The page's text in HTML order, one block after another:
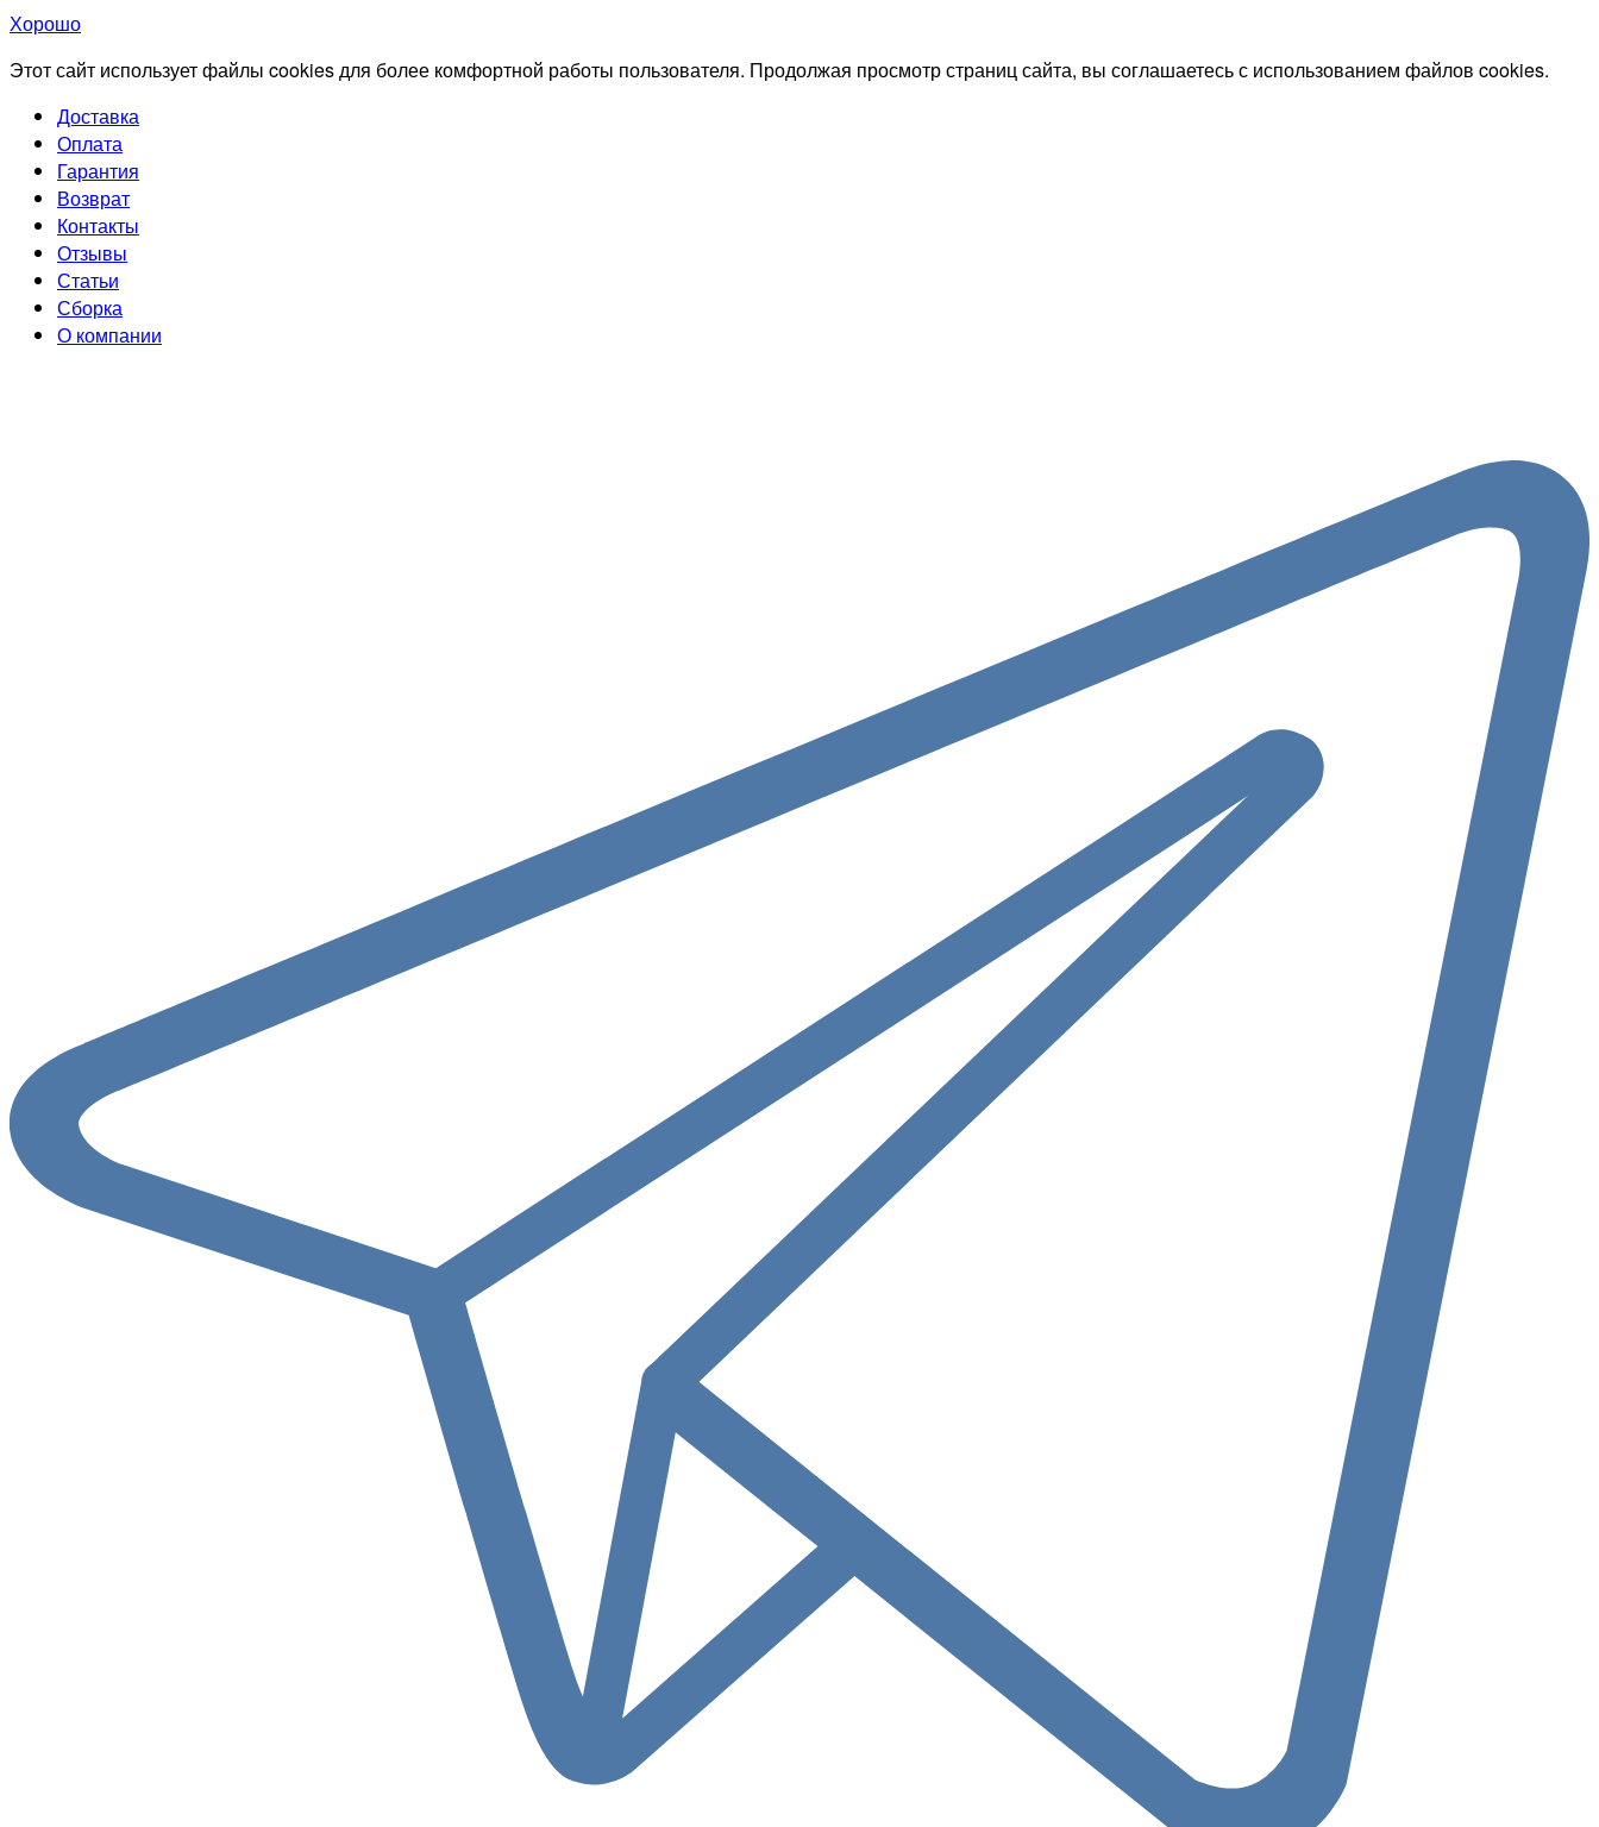
Хорошо
Этот сайт использует файлы cookies для более комфортной работы пользователя. Продолжая просмотр страниц сайта, вы соглашаетесь с использованием файлов cookies.
Доставка
Оплата
Гарантия
Возврат
Контакты
Отзывы
Статьи
Сборка
О компании